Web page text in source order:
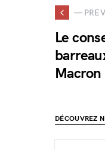
—
Le
Macron
DÉCOUVREZ